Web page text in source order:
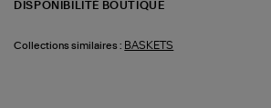
DISPONIBILITÉ BOUTIQUE
Collections similaires : BASKETS